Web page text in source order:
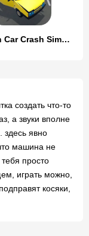
Russian Car Crash Simulator
создать что-то
а звуки вполне
явно
машина не
просто
играть можно,
косяки,